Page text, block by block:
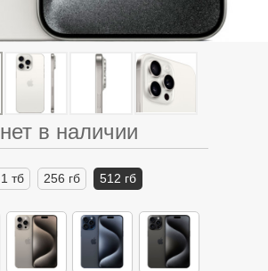
нет в наличии
1 тб 256 гб 512 гб